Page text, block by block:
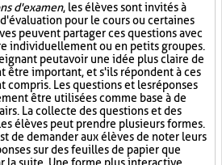
d'examen, les élèves sont invités à
pour le cours ou certaines
peuvent partager ces questions avec
individuellement ou en petits groupes.
peut avoir une idée plus claire de
être important, et s'ils répondent à ces
compris. Les questions et les réponses
être utilisées comme base à de
La collecte des questions et des
élèves peut prendre plusieurs formes.
de demander aux élèves de noter leurs
sur des feuilles de papier que